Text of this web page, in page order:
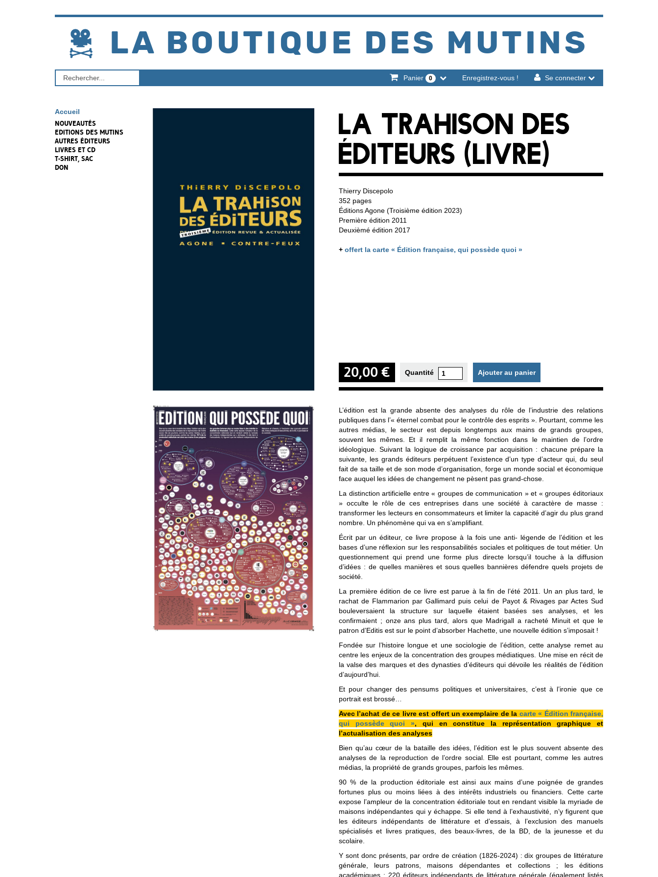
LA BOUTIQUE DES MUTINS
Rechercher
un
Enregistrez-vous ! Se connecter
Panier 0
Accueil
NOUVEAUTÉS
EDITIONS DES MUTINS
AUTRES ÉDITEURS
LIVRES ET CD
T-SHIRT, SAC
DON
LA TRAHISON DES
ÉDITEURS (LIVRE)
Thierry Discepolo
352 pages
Éditions Agone (Troisième édition 2023)
Première édition 2011
Deuxièmé édition 2017
+ offert la carte « Édition française, qui possède quoi »
20,00 € Quantité Ajouter au panier
L’édition est la grande absente des analyses du rôle de l’industrie des relations
publiques dans l’« éternel combat pour le contrôle des esprits ». Pourtant, comme les
autres médias, le secteur est depuis longtemps aux mains de grands groupes,
souvent les mêmes. Et il remplit la même fonction dans le maintien de l’ordre
idéologique. Suivant la logique de croissance par acquisition : chacune prépare la
suivante, les grands éditeurs perpétuent l’existence d’un type d’acteur qui, du seul
fait de sa taille et de son mode d’organisation, forge un monde social et économique
face auquel les idées de changement ne pèsent pas grand-chose.
La distinction artificielle entre « groupes de communication » et « groupes éditoriaux
» occulte le rôle de ces entreprises dans une société à caractère de masse :
transformer les lecteurs en consommateurs et limiter la capacité d’agir du plus grand
nombre. Un phénomène qui va en s’amplifiant.
Écrit par un éditeur, ce livre propose à la fois une anti- légende de l’édition et les
bases d’une réflexion sur les responsabilités sociales et politiques de tout métier. Un
questionnement qui prend une forme plus directe lorsqu’il touche à la diffusion
d’idées : de quelles manières et sous quelles bannières défendre quels projets de
société.
La première édition de ce livre est parue à la fin de l’été 2011. Un an plus tard, le
rachat de Flammarion par Gallimard puis celui de Payot & Rivages par Actes Sud
bouleversaient la structure sur laquelle étaient basées ses analyses, et les
confirmaient ; onze ans plus tard, alors que Madrigall a racheté Minuit et que le
patron d’Editis est sur le point d’absorber Hachette, une nouvelle édition s’imposait !
Fondée sur l’histoire longue et une sociologie de l’édition, cette analyse remet au
centre les enjeux de la concentration des groupes médiatiques. Une mise en récit de
la valse des marques et des dynasties d’éditeurs qui dévoile les réalités de l’édition
d’aujourd’hui.
Et pour changer des pensums politiques et universitaires, c’est à l’ironie que ce
portrait est brossé…
Avec l’achat de ce livre est offert un exemplaire de la carte « Édition française,
qui possède quoi », qui en constitue la représentation graphique et
l’actualisation des analyses
Bien qu’au cœur de la bataille des idées, l’édition est le plus souvent absente des
analyses de la reproduction de l’ordre social. Elle est pourtant, comme les autres
médias, la propriété de grands groupes, parfois les mêmes.
90 % de la production éditoriale est ainsi aux mains d’une poignée de grandes
fortunes plus ou moins liées à des intérêts industriels ou financiers. Cette carte
expose l’ampleur de la concentration éditoriale tout en rendant visible la myriade de
maisons indépendantes qui y échappe. Si elle tend à l’exhaustivité, n’y figurent que
les éditeurs indépendants de littérature et d’essais, à l’exclusion des manuels
spécialisés et livres pratiques, des beaux-livres, de la BD, de la jeunesse et du
scolaire.
Y sont donc présents, par ordre de création (1826-2024) : dix groupes de littérature
générale, leurs patrons, maisons dépendantes et collections ; les éditions
académiques ; 220 éditeurs indépendants de littérature générale (également listés